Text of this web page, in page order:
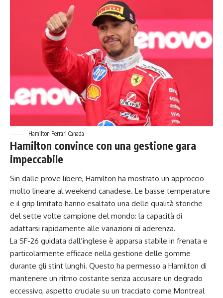
Hamilton Ferrari Canada
Hamilton convince con una gestione gara
impeccabile
Sin dalle prove libere, Hamilton ha mostrato un approccio
molto lineare al weekend canadese. Le basse temperature
e il grip limitato hanno esaltato una delle qualità storiche
del sette volte campione del mondo: la capacità di
adattarsi rapidamente alle variazioni di aderenza.
La SF-26 guidata dall’inglese è apparsa stabile in frenata e
particolarmente efficace nella gestione delle gomme
durante gli stint lunghi. Questo ha permesso a Hamilton di
mantenere un ritmo costante senza accusare un degrado
eccessivo, aspetto cruciale su un tracciato come Montreal